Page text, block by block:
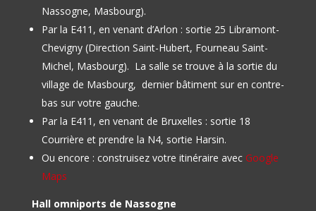
Nassogne, Masbourg).
Par la E411, en venant d’Arlon : sortie 25 Libramont-
Chevigny (Direction Saint-Hubert, Fourneau Saint-
Michel, Masbourg). La salle se trouve à la sortie du
village de Masbourg, dernier bâtiment sur en contre-
bas sur votre gauche.
Par la E411, en venant de Bruxelles : sortie 18
Courrière et prendre la N4, sortie Harsin.
Ou encore : construisez votre itinéraire avec Google
Maps
Hall omniports de Nassogne